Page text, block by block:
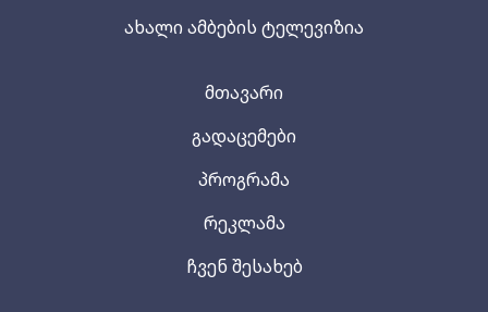
ახალი ამბების ტელევიზია
მთავარი
გადაცემები
პროგრამა
რეკლამა
ჩვენ შესახებ